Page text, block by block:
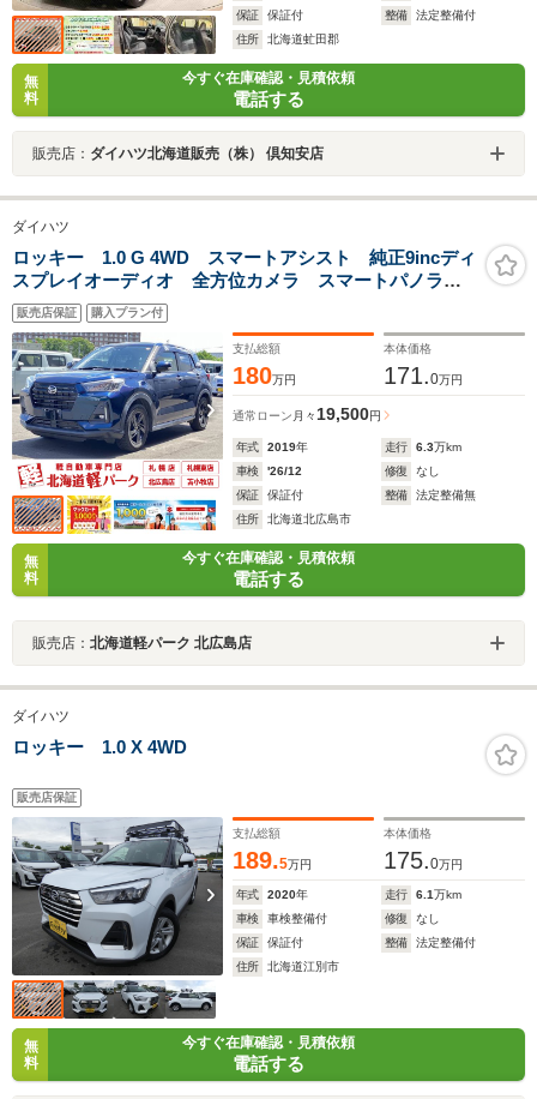
保証
保証付 整備
法定整備付
住所
北海道虻田郡
無
料
今すぐ在庫確認・見積依頼
電話する
販売店： ダイハツ北海道販売（株） 倶知安店
ダイハツ
ロッキー 1.0 G 4WD スマートアシスト 純正9incディ
スプレイオーディオ 全方位カメラ スマートパノラマ
パーキングパック LEDヘッドライト LEDフォグラン
プ 純正アルミ 4WD
販売店保証 購入プラン付
支払総額
180万円
本体価格
171.0万円
通常ローン 月々 19,500円
年式 2019年 走行 6.3万km
車検
'26/12 修復
なし
保証
保証付 整備
法定整備無
住所
北海道北広島市
無
料
今すぐ在庫確認・見積依頼
電話する
販売店： 北海道軽パーク 北広島店
ダイハツ
ロッキー 1.0 X 4WD
販売店保証
支払総額
189.5万円
本体価格
175.0万円
年式 2020年 走行 6.1万km
車検
車検整備付 修復
なし
保証
保証付 整備
法定整備付
住所
北海道江別市
無
料
今すぐ在庫確認・見積依頼
電話する